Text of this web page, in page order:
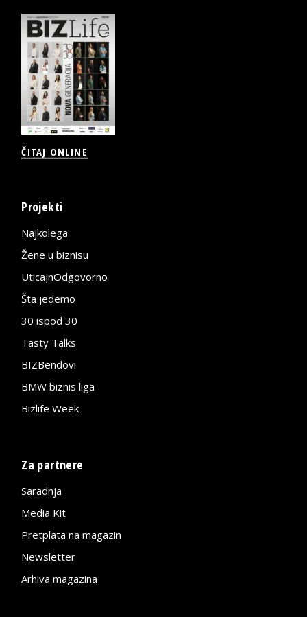
ČITAJ ONLINE
Projekti
Najkolega
Žene u biznisu
UticajnOdgovorno
Šta jedemo
30 ispod 30
Tasty Talks
BIZBendovi
BMW biznis liga
Bizlife Week
Za partnere
Saradnja
Media Kit
Pretplata na magazin
Newsletter
Arhiva magazina